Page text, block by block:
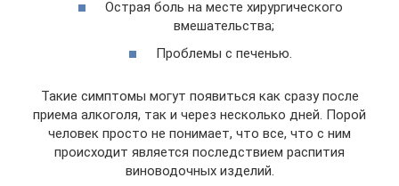
Острая боль на месте хирургического
вмешательства;
Проблемы с печенью.
Такие симптомы могут появиться как сразу после
приема алкоголя, так и через несколько дней. Порой
человек просто не понимает, что все, что с ним
происходит является последствием распития
виноводочных изделий.